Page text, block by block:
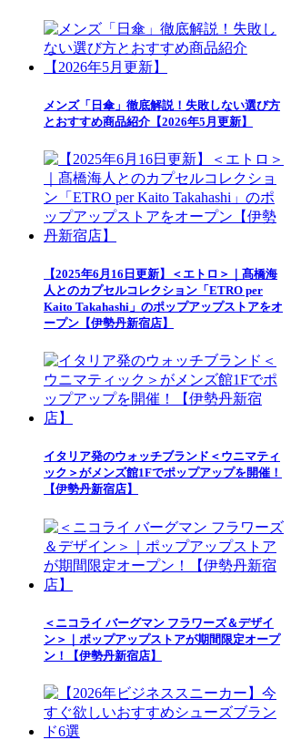
メンズ「日傘」徹底解説！失敗しない選び方
とおすすめ商品紹介【2026年5月更新】
【2025年6月16日更新】＜エトロ＞｜髙橋海
人とのカプセルコレクション「ETRO per
Kaito Takahashi」のポップアップストアをオ
ープン【伊勢丹新宿店】
イタリア発のウォッチブランド＜ウニマティ
ック＞がメンズ館1Fでポップアップを開催！
【伊勢丹新宿店】
＜ニコライ バーグマン フラワーズ＆デザイ
ン＞｜ポップアップストアが期間限定オープ
ン！【伊勢丹新宿店】